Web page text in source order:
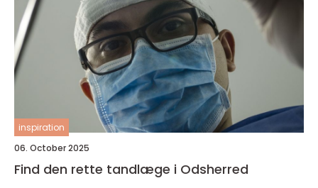
inspiration
06. October 2025
Find den rette tandlæge i Odsherred